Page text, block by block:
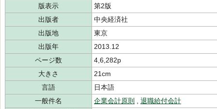
版表示
第2版
出版者
中央経済社
出版地
東京
出版年
2013.12
ページ数
4,6,282p
大きさ
21cm
言語
日本語
一般件名
企業会計原則
退職給付会計